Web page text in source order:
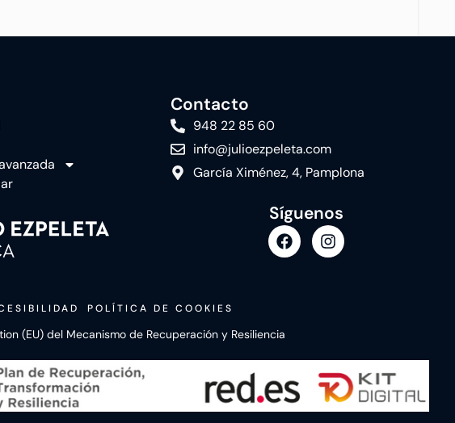
Contacto
948 22 85 60
info@julioezpeleta.com
García Ximénez, 4, Pamplona
Síguenos
POLÍTICA DE COOKIES
(EU) del Mecanismo de Recuperación y Resiliencia